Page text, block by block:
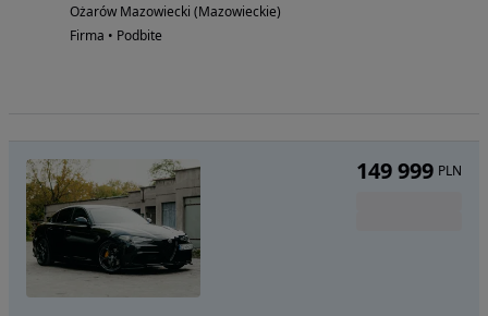
Ożarów Mazowiecki (Mazowieckie)
Firma • Podbite
149 999 PLN